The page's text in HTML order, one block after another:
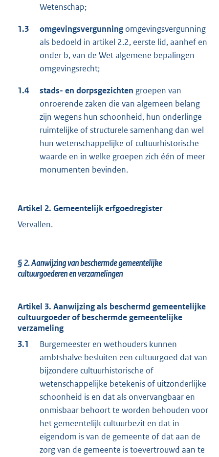
Wetenschap;
1.3 omgevingsvergunning omgevingsvergunning
als bedoeld in artikel 2.2, eerste lid, aanhef en
onder b, van de Wet algemene bepalingen
omgevingsrecht;
1.4 stads- en dorpsgezichten groepen van
onroerende zaken die van algemeen belang
zijn wegens hun schoonheid, hun onderlinge
ruimtelijke of structurele samenhang dan wel
hun wetenschappelijke of cultuurhistorische
waarde en in welke groepen zich één of meer
monumenten bevinden.
Artikel 2. Gemeentelijk erfgoedregister
Vervallen.
§ 2.Aanwijzing van beschermde gemeentelijke
cultuurgoederen en verzamelingen
Artikel 3. Aanwijzing als beschermd gemeentelijke
cultuurgoeder of beschermde gemeentelijke
verzameling
3.1
Burgemeester en wethouders kunnen
ambtshalve besluiten een cultuurgoed dat van
bijzondere cultuurhistorische of
wetenschappelijke betekenis of uitzonderlijke
schoonheid is en dat als onvervangbaar en
onmisbaar behoort te worden behouden voor
het gemeentelijk cultuurbezit en dat in
eigendom is van de gemeente of dat aan de
zorg van de gemeente is toevertrouwd aan te